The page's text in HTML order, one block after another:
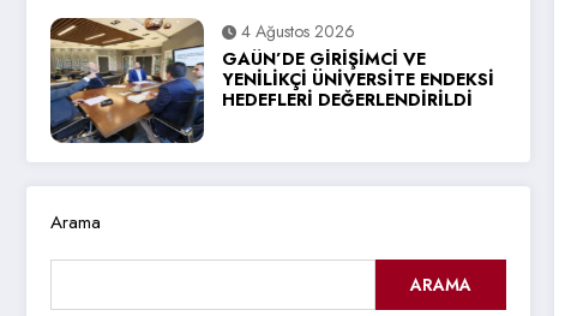
4 Ağustos 2026
GAÜN’DE GİRİŞİMCİ VE
YENİLİKÇİ ÜNİVERSİTE ENDEKSİ
HEDEFLERİ DEĞERLENDİRİLDİ
Arama
ARAMA